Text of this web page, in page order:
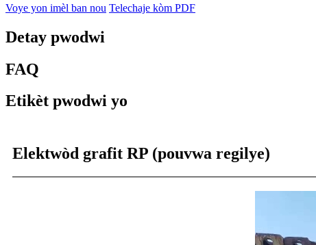
Voye yon imèl ban nou Telechaje kòm PDF
Detay pwodwi
FAQ
Etikèt pwodwi yo
Elektwòd grafit RP (pouvwa regilye)